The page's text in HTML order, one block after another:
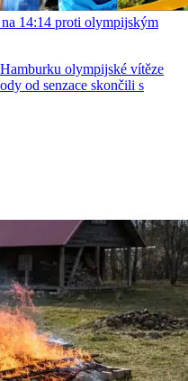
14:14 proti olympijským
olympijské vítěze
od senzace skončili s